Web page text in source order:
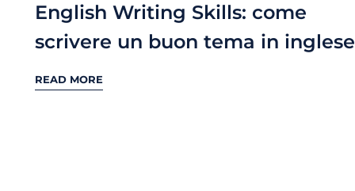
English Writing Skills: come
scrivere un buon tema in inglese
READ MORE